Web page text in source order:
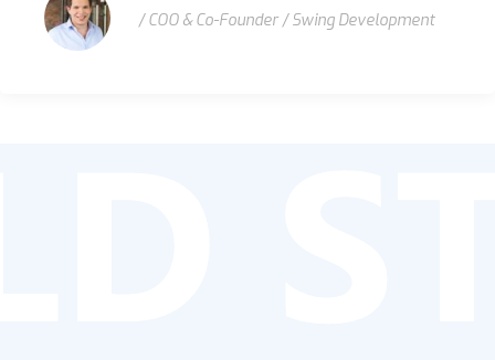
/ COO & Co-Founder / Swing Development